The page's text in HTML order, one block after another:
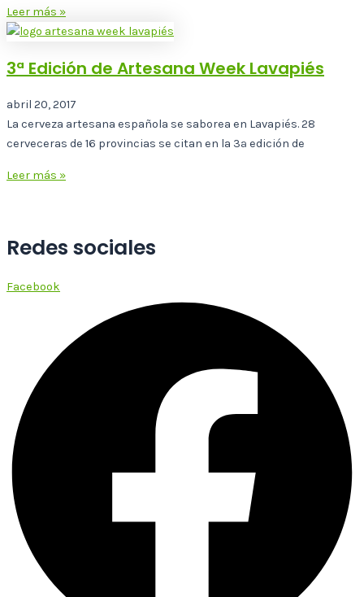
Leer más »
3ª Edición de Artesana Week Lavapiés
abril 20, 2017
La cerveza artesana española se saborea en Lavapiés. 28
cerveceras de 16 provincias se citan en la 3ª edición de
Leer más »
Redes sociales
Facebook